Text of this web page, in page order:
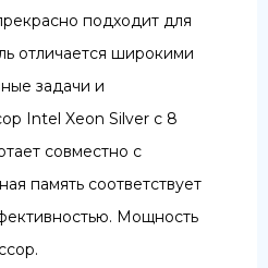
подходит для
отличается широкими
задачи и
Intel Xeon Silver с 8
совместно с
память соответствует
Мощность